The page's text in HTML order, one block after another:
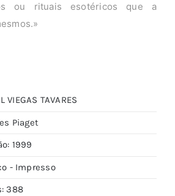
ou rituais esotéricos que a
VIEGAS TAVARES
Piaget
1999
- Impresso
388